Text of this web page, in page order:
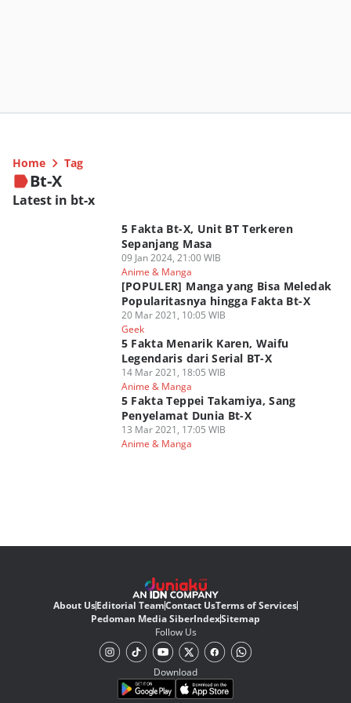
Home Tag
Bt-X
Latest in bt-x
5 Fakta Bt-X, Unit BT Terkeren
Sepanjang Masa
09 Jan 2024, 21:00 WIB
Anime & Manga
[POPULER] Manga yang Bisa Meledak
Popularitasnya hingga Fakta Bt-X
20 Mar 2021, 10:05 WIB
Geek
5 Fakta Menarik Karen, Waifu
Legendaris dari Serial BT-X
14 Mar 2021, 18:05 WIB
Anime & Manga
5 Fakta Teppei Takamiya, Sang
Penyelamat Dunia Bt-X
13 Mar 2021, 17:05 WIB
Anime & Manga
About UsEditorial TeamContact UsTerms of Services
Pedoman Media SiberIndexSitemap
Follow Us
Download